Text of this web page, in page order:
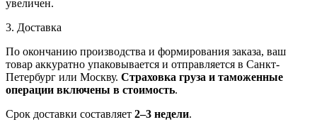
увеличен.
3. Доставка
По окончанию производства и формирования заказа, ваш
товар аккуратно упаковывается и отправляется в Санкт-
Петербург или Москву. Страховка груза и таможенные
операции включены в стоимость.
Срок доставки составляет 2–3 недели.